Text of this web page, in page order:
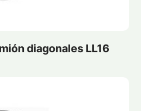
diagonales LL16